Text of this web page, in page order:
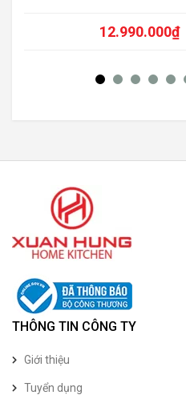
12.990.000₫
THÔNG TIN CÔNG TY
Giới thiệu
Tuyển dụng